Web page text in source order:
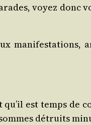
voyez donc
mani­fes­ta­tions,
est temps de
détruits